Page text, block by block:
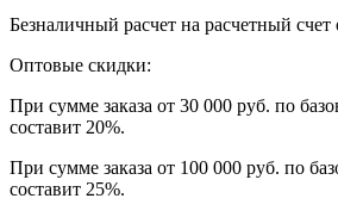
Безналичный расчет на расчетный счет
Оптовые скидки:
При сумме заказа от 30 000 руб. по
составит 20%.
При сумме заказа от 100 000 руб. по
составит 25%.